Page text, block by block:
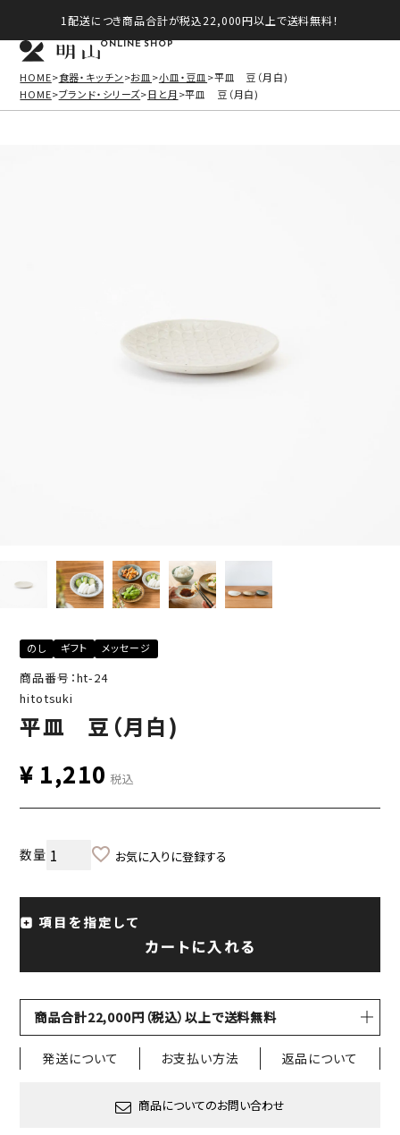
1配送につき商品合計が税込22,000円以上で送料無料！
ONLINE SHOP
HOME 食器・キッチン お皿 小皿・豆皿
平皿 豆（月白)
HOME ブランド・シリーズ 日と月 平皿 豆（月白)
のし ギフト メッセージ
商品番号：ht-24
hitotsuki
平皿 豆（月白)
¥ 1,210 税込
お気に入りに登録する
項目を指定して
カートに入れる
商品合計22,000円（税込）以上で送料無料
発送について お支払い方法 返品について
商品についてのお問い合わせ